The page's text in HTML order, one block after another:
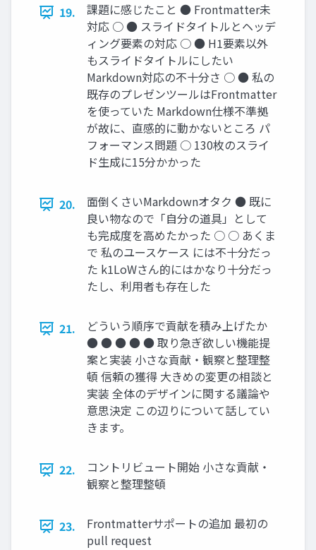
19.
課題に感じたこと ● Frontmatter未
対応 ○ ● スライドタイトルとヘッデ
ィング要素の対応 ○ ● H1要素以外
もスライドタイトルにしたい
Markdown対応の不十分さ ○ ● 私の
既存のプレゼンツールはFrontmatter
を使っていた Markdown仕様不準拠
が故に、直感的に動かないところ パ
フォーマンス問題 ○ 130枚のスライ
ド生成に15分かかった
20.
面倒くさいMarkdownオタク ● 既に
良い物なので「自分の道具」として
も完成度を高めたかった ○ ○ あくま
で 私のユースケース には不十分だっ
た k1LoWさん的にはかなり十分だっ
たし、利用者も存在した
21.
どういう順序で貢献を積み上げたか
● ● ● ● ● 取り急ぎ欲しい機能提
案と実装 小さな貢献・観察と整理整
頓 信頼の獲得 大きめの変更の相談と
実装 全体のデザインに関する議論や
意思決定 この辺りについて話してい
きます。
22.
コントリビュート開始 小さな貢献・
観察と整理整頓
23.
Frontmatterサポートの追加 最初の
pull request